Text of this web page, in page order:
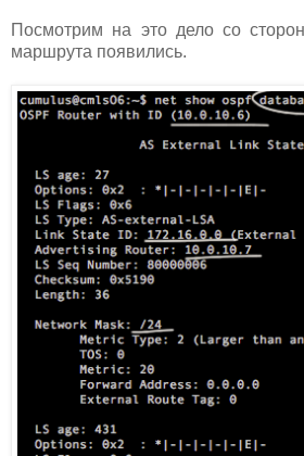
Посмотрим на это дело со
маршрута появились.